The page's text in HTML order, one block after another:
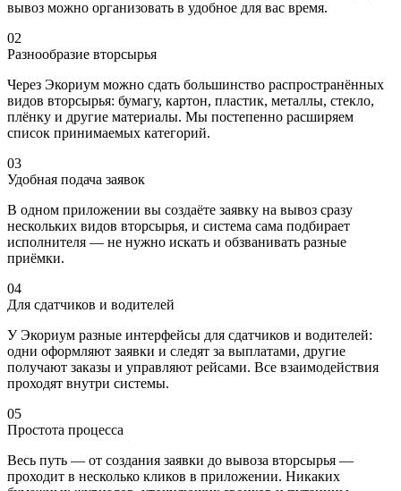
вывоз можно организовать в удобное для вас время.
02
Разнообразие вторсырья
Через Экориум можно сдать большинство распространённых
видов вторсырья: бумагу, картон, пластик, металлы, стекло,
плёнку и другие материалы. Мы постепенно расширяем
список принимаемых категорий.
03
Удобная подача заявок
В одном приложении вы создаёте заявку на вывоз сразу
нескольких видов вторсырья, и система сама подбирает
исполнителя — не нужно искать и обзванивать разные
приёмки.
04
Для сдатчиков и водителей
У Экориум разные интерфейсы для сдатчиков и водителей:
одни оформляют заявки и следят за выплатами, другие
получают заказы и управляют рейсами. Все взаимодействия
проходят внутри системы.
05
Простота процесса
Весь путь — от создания заявки до вывоза вторсырья —
проходит в несколько кликов в приложении. Никаких